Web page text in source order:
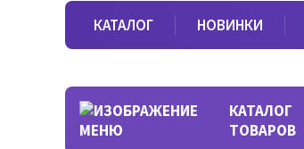
КАТАЛОГ НОВИНКИ
КАТАЛОГ
ТОВАРОВ